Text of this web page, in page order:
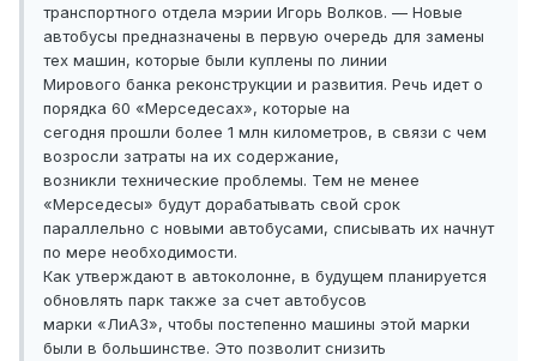
транспортного отдела мэрии Игорь Волков. — Новые
автобусы предназначены в первую очередь для замены
тех машин, которые были куплены по линии
Мирового банка реконструкции и развития. Речь идет о
порядка 60 «Мерседесах», которые на
сегодня прошли более 1 млн километров, в связи с чем
возросли затраты на их содержание,
возникли технические проблемы. Тем не менее
«Мерседесы» будут дорабатывать свой срок
параллельно с новыми автобусами, списывать их начнут
по мере необходимости.
Как утверждают в автоколонне, в будущем планируется
обновлять парк также за счет автобусов
марки «ЛиАЗ», чтобы постепенно машины этой марки
были в большинстве. Это позволит снизить